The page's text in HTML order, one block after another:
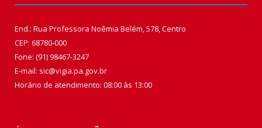
End.: Rua Professora Noêmia Belém, 578, Centro
CEP: 68780-000
Fone: (91) 98467-3247
E-mail: sic@vigia.pa.gov.br
Horário de atendimento: 08:00 às 13:00